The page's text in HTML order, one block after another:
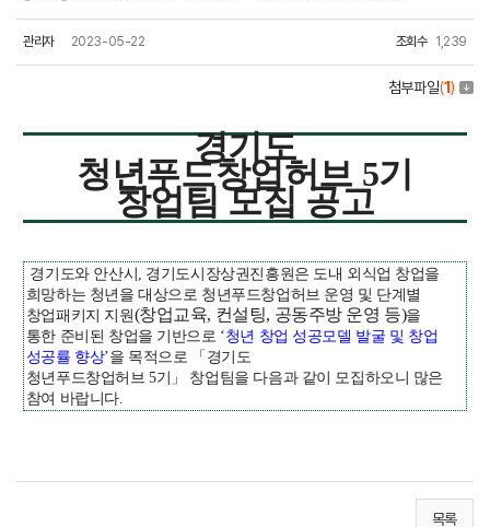
관리자 2023-05-22 조회수 1,239
첨부파일(1)
경기도
청년푸드창업허브 5기
창업팀 모집 공고
경기도와 안산시 , 경기도시장상권진흥원은 도내 외식업 창업을
희망하는 청년을 대상으로 청년푸드창업허브 운영 및 단계별
창업패키지 지원(창업교육, 컨설팅, 공동주방 운영 등)을
통한 준비된 창업을 기반으로 ‘청년 창업 성공모델 발굴 및 창업
성공률 향상’을 목적으로 「 경기도
청년푸드창업허브5기 」 창업팀을 다음과 같이 모집하오니 많은
참여 바랍니다.
목록